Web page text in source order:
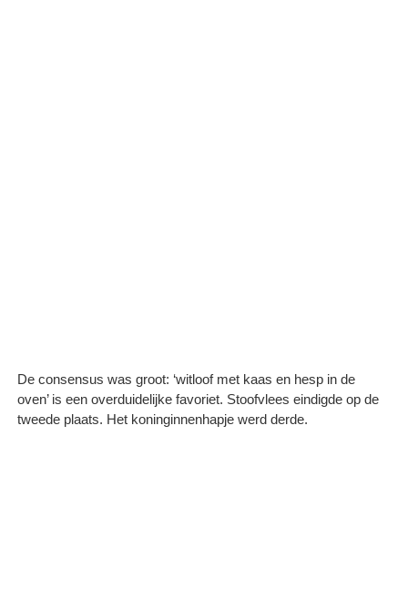
De consensus was groot: ‘witloof met kaas en hesp in de
oven’ is een overduidelijke favoriet. Stoofvlees eindigde op de
tweede plaats. Het koninginnenhapje werd derde.